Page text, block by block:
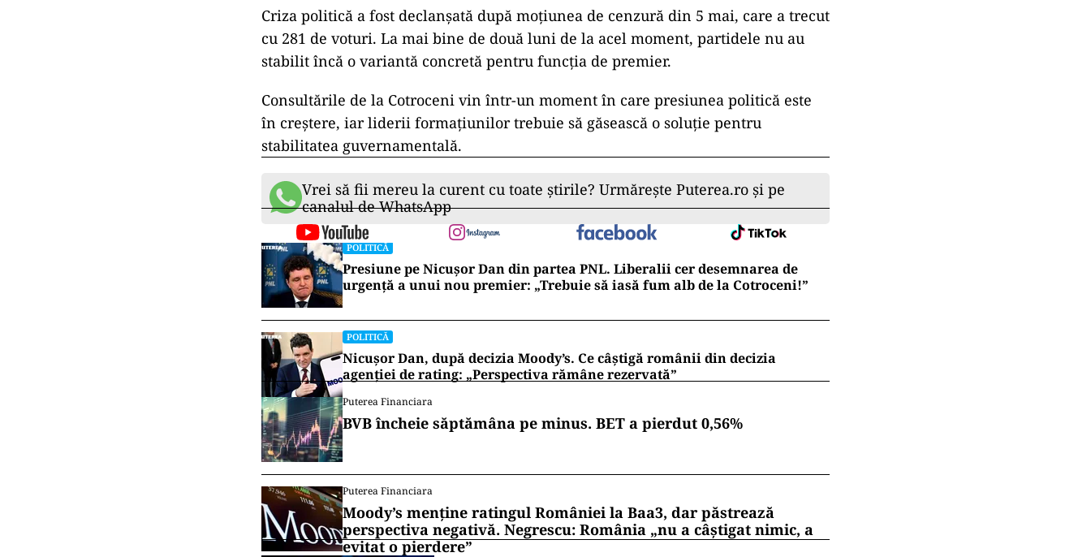
Criza politică a fost declanșată după moțiunea de cenzură din 5 mai, care a trecut
cu 281 de voturi. La mai bine de două luni de la acel moment, partidele nu au
stabilit încă o variantă concretă pentru funcția de premier.
Consultările de la Cotroceni vin într-un moment în care presiunea politică este
în creștere, iar liderii formațiunilor trebuie să găsească o soluție pentru
stabilitatea guvernamentală.
Vrei să fii mereu la curent cu toate știrile? Urmărește Puterea.ro și pe
canalul de WhatsApp
POLITICĂ
Presiune pe Nicușor Dan din partea PNL. Liberalii cer desemnarea de
urgență a unui nou premier: „Trebuie să iasă fum alb de la Cotroceni!”
POLITICĂ
Nicușor Dan, după decizia Moody’s. Ce câștigă românii din decizia
agenției de rating: „Perspectiva rămâne rezervată”
Puterea Financiara
BVB încheie săptămâna pe minus. BET a pierdut 0,56%
Puterea Financiara
Moody’s menține ratingul României la Baa3, dar păstrează
perspectiva negativă. Negrescu: România „nu a câștigat nimic, a
evitat o pierdere”